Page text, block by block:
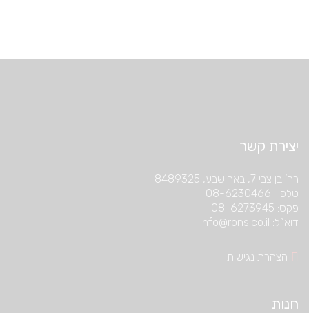
יצירת קשר
רח’ בן צבי 7, באר שבע, 8489325
טלפון: 08-6230466
פקס: 08-6273945
דוא”ל: info@rons.co.il
הצהרת נגישות
חנות